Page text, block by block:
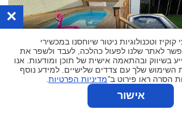
×
וטכנולוגיות ניטור שיוחסנו במכשירי
לאתר שלנו לפעול כהלכה, לעבד ולשפר את
בשיווק ובהתאמה אישית של תוכן ומודעות. אנו
השימוש שלך עם צדדים שלישיים. למידע נוסף
הסרה ראו פירוט ב־מדיניות הפרטיות
אישור